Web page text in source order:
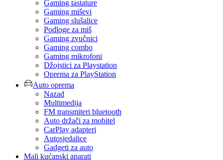
Gaming tastature
Gaming miševi
Gaming slušalice
Podloge za miš
Gaming zvučnici
Gaming combo
Gaming mikrofoni
Džojstici za Playstation
Oprema za PlayStation
Auto oprema
Nazad
Multimedija
FM transmiteri bluetooth
Auto držači za mobitel
CarPlay adapteri
Autosjedalice
Gadgeti za auto
Mali kućanski aparati